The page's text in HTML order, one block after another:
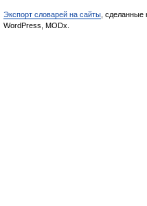
Экспорт словарей на сайты , сделанные
WordPress, MODx.